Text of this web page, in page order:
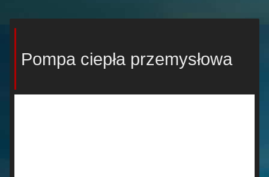
Pompa ciepła przemysłowa